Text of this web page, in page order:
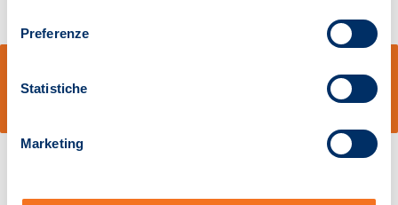
Preferenze
Statistiche
Marketing
Pistoia 01680210505 – R.E.A. n.155974 - Cap.Soc. € 2.000.000,00 i.v. La
Società adotta il Codice Etico D.lgs. 231/01